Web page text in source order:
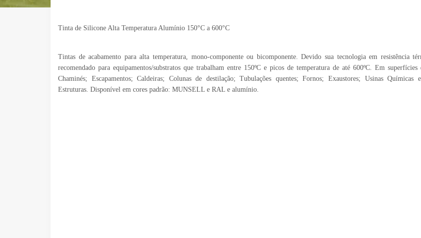
Tinta de Silicone Alta Temperatura Alumínio 150°C a 600°C
Tintas de acabamento para alta temperatura, mono-componente ou bicomponente. Devido sua tecnologia em resistência
recomendado para equipamentos/substratos que trabalham entre 150ºC e picos de temperatura de até 600ºC. Em superfícies
Chaminés; Escapamentos; Caldeiras; Colunas de destilação; Tubulações quentes; Fornos; Exaustores; Usinas Químicas
Estruturas. Disponível em cores padrão: MUNSELL e RAL e alumínio.